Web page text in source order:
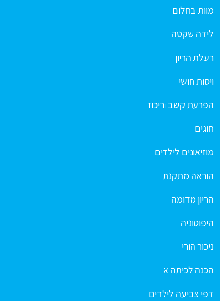
מוות בחלום
לידה שקטה
רעלת הריון
ויסות חושי
הפרעת קשב וריכוז
חוגים
מוזיאונים לילדים
הוראה מתקנת
הריון מדומה
היפוטוניה
ניכור הורי
הכנה לכיתה א
דפי צביעה לילדים